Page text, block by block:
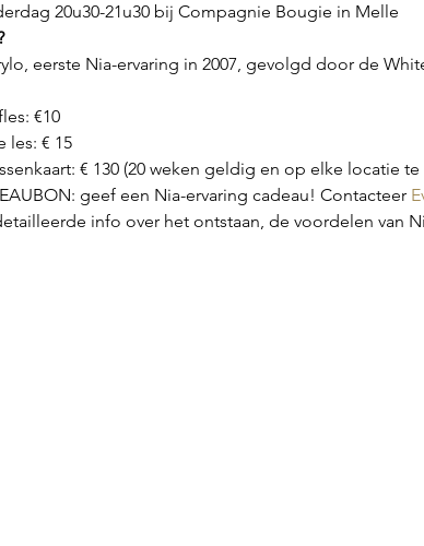
20u30-21u30 bij Compagnie Bougie in Melle
eerste Nia-ervaring in 2007, gevolgd door de
€10
les: € 15
€ 130 (20 weken geldig en op elke locatie
geef een Nia-ervaring cadeau! Contacteer
info over het ontstaan, de voordelen van